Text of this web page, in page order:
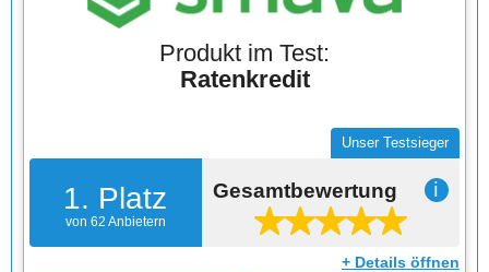
Produkt im Test:
Ratenkredit
1. Platz
von 62 Anbietern
Unser Testsieger
Gesamtbewertung ℹ
+ Details öffnen